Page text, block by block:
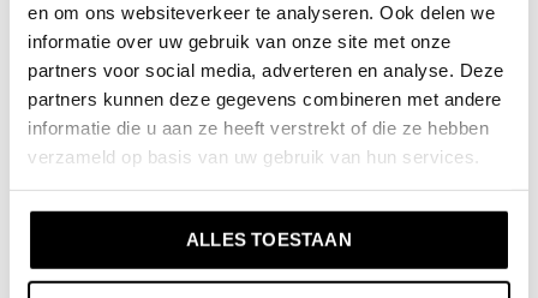
en om ons websiteverkeer te analyseren. Ook delen we
informatie over uw gebruik van onze site met onze
partners voor social media, adverteren en analyse. Deze
partners kunnen deze gegevens combineren met andere
informatie die u aan ze heeft verstrekt of die ze hebben
verzameld op basis van uw gebruik van hun services.
ALLES TOESTAAN
angenehm zu tragen. Der Stoff ist nicht zu dick, aber
warm genug, um zum Beispiel im Frühling ohne Jacke
nach draußen zu gehen.
Mit Stil über den Schulhof gehen
Die Longsleeves sind in verschiedenen Farben und
Drucken erhältlich. Entscheiden Sie sich für ein
markantes Zitat, einen coolen grafischen Druck oder